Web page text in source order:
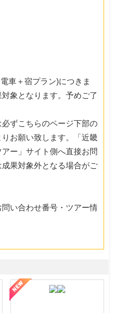
車＋宿プラン)につきま
象となります。予めご了
ずこちらのページ下部の
お願い致します。「近畿
ー」サイト側へ直接お問
果対象外となる場合がご
問い合わせ番号・ツアー情